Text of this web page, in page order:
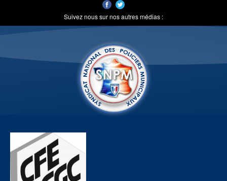
Suivez nous sur nos autres médias :